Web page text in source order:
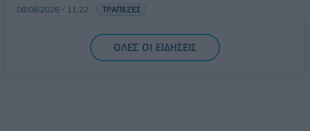
08/08/2026 - 11:22 ΤΡΑΠΕΖΕΣ
5G παντού, 6G στον ορίζοντα: Πού βρίσκεται η
Ελλάδα στη μεγάλη τεχνολογική μετάβαση
ΟΛΕΣ ΟΙ ΕΙΔΗΣΕΙΣ